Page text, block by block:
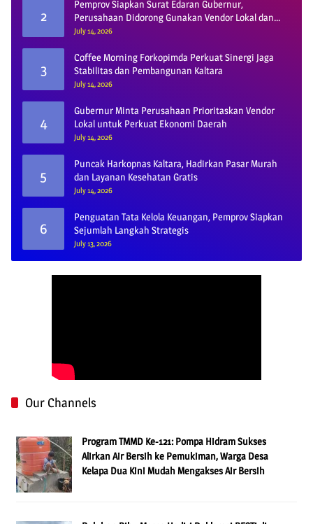
2
Pemprov Siapkan Surat Edaran Gubernur,
Perusahaan Didorong Gunakan Vendor Lokal dan
Pelat KU
July 14, 2026
3
Coffee Morning Forkopimda Perkuat Sinergi Jaga
Stabilitas dan Pembangunan Kaltara
July 14, 2026
4
Gubernur Minta Perusahaan Prioritaskan Vendor
Lokal untuk Perkuat Ekonomi Daerah
July 14, 2026
5
Puncak Harkopnas Kaltara, Hadirkan Pasar Murah
dan Layanan Kesehatan Gratis
July 14, 2026
6
Penguatan Tata Kelola Keuangan, Pemprov Siapkan
Sejumlah Langkah Strategis
July 13, 2026
Our Channels
Program TMMD Ke-121: Pompa Hidram Sukses
Alirkan Air Bersih ke Pemukiman, Warga Desa
Kelapa Dua Kini Mudah Mengakses Air Bersih